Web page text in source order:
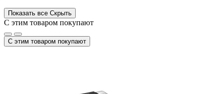
Показать все Скрыть
С этим товаром покупают
С этим товаром покупают